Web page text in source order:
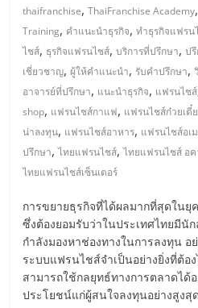
thaifranchise,ThaiFranchise Academy
Training, คำแนะนำธุรกิจ,ทำธุรกิจแฟรน
ไชส์, ธุรกิจแฟรนไชส์,บริการที่ปรึกษา,ป
เชี่ยวชาญ,ผู้ให้คำแนะนำ, รับคำปรึกษา,
อาจารย์ที่ปรึกษา, แนะนำธุรกิจ, แฟรนไชส์
shop, แฟรนไชส์กาแฟ, แฟรนไชส์ก๋วยเตี๋
น่าลงทุน, แฟรนไชส์อาหาร, แฟรนไชส์อเ
ปรึกษา,ไทยแฟรนไชส์,ไทยแฟรนไชส์ อค
ไทยแฟรนไชส์เซ็นเตอร์
การขยายธุรกิจที่ได้ผลมากที่สุดใน
ซึ่งต้องยอมรับว่าในประเทศไทยมีนั
กำลังมองหาช่องทางในการลงทุน
ระบบแฟรนไชส์จำเป็นอย่างยิ่งที่ต้อ
สามารถใช้กลยุทธ์ทางการตลาดได้
ประโยชน์แก่ผู้สนใจลงทุนอย่างสูงสุด